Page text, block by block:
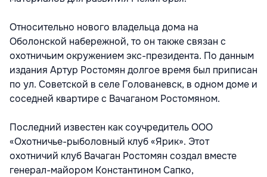
Относительно нового владельца дома на
Оболонской набережной, то он также связан с
охотничьим окружением экс-президента. По данным
издания Артур Ростомян долгое время был приписан
по ул. Советской в селе Голованевск, в одном доме и
соседней квартире с Вачаганом Ростомяном.
Последний известен как соучредитель ООО
«Охотничье-рыболовный клуб «Ярик». Этот
охотничий клуб Вачаган Ростомян создал вместе
генерал-майором Константином Сапко,